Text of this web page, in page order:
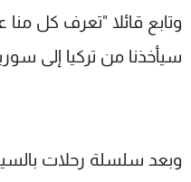
وتابع قائلا "تعرف كل
سيأخذنا من تركيا إلى
وبعد سلسلة رحلات